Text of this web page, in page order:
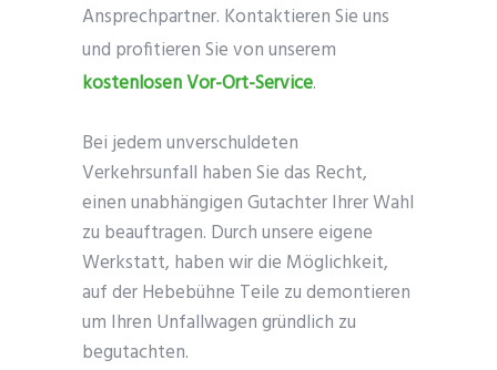
Ansprechpartner. Kontaktieren Sie uns
und profitieren Sie von unserem
kostenlosen Vor-Ort-Service.
Bei jedem unverschuldeten
Verkehrsunfall haben Sie das Recht,
einen unabhängigen Gutachter Ihrer Wahl
zu beauftragen. Durch unsere eigene
Werkstatt, haben wir die Möglichkeit,
auf der Hebebühne Teile zu demontieren
um Ihren Unfallwagen gründlich zu
begutachten.